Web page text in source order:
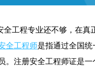
工程专业还不够，在真
全工程师是指通过全国
。注册安全工程师证是